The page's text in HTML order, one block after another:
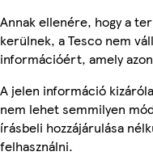
Annak ellenére, hogy a
kerülnek, a Tesco nem
információért, amely
A jelen információ
nem lehet semmilyen
írásbeli hozzájárulása
felhasználni.